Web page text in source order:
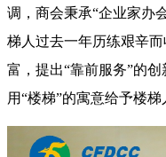
调，商会秉承“企业家办
梯人过去一年历练艰辛
富，提出“靠前服务”的
用“楼梯”的寓意给予楼梯